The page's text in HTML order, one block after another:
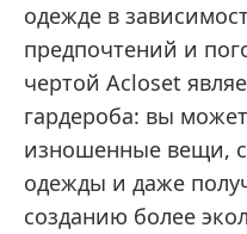
одежде в
предпочтений и
чертой Acloset
гардероба: вы
изношенные вещи,
одежды и даже
созданию более